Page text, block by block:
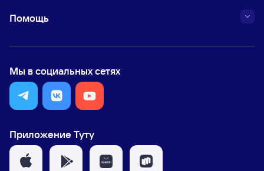
Помощь
Мы в социальных сетях
Приложение Туту